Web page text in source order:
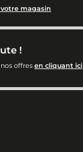
magasin
!
offres en cliquant ici